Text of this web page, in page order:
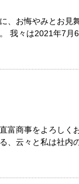
、お悔やみとお見
我々は2021年7月
富商事をよろしく
、云々と私は社内の